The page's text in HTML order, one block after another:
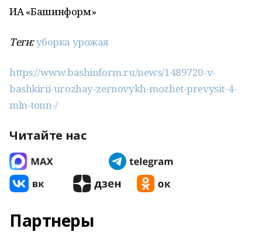
ИА «Башинформ»
Теги:уборка урожая
https://www.bashinform.ru/news/1489720-v-
bashkirii-urozhay-zernovykh-mozhet-prevysit-4-
mln-tonn-/
Читайте нас
Партнеры